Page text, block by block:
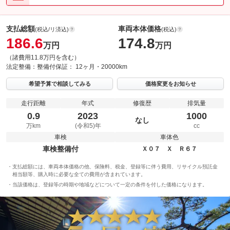
支払総額(税込/リ済込)
186.6万円
（諸費用11.8万円を含む）
車両本体価格(税込)
174.8万円
法定整備： 整備付保証： 12ヶ月・20000km
希望予算で相談してみる 価格変更をお知らせ
走行距離
0.9
万km
年式
2023
(令和5)年
修復歴
なし
排気量
1000
cc
車検
車検整備付
車体色
Ｘ０７ Ｘ Ｒ６７
支払総額には、車両本体価格の他、保険料、税金、登録等に伴う費用、リサイクル預託金
相当額等、購入時に必要な全ての費用が含まれています。
当該価格は、登録等の時期や地域などについて一定の条件を付した価格になります。